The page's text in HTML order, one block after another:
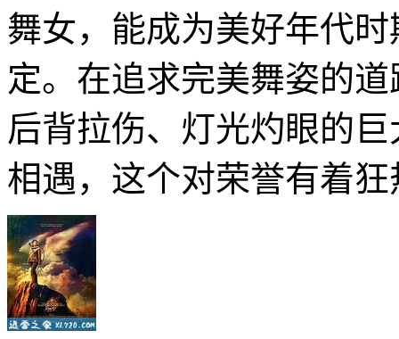
舞女，能成为美好年代
定。在追求完美舞姿的
后背拉伤、灯光灼眼的
相遇，这个对荣誉有着